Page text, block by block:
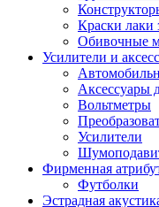
Краски
Обивочные
Усилители и
Аксессуары
Вольтметры
Усилители
Фирменная
Футболки
Эстрадная